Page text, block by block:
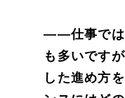
——仕事では
も多いです
した進め方